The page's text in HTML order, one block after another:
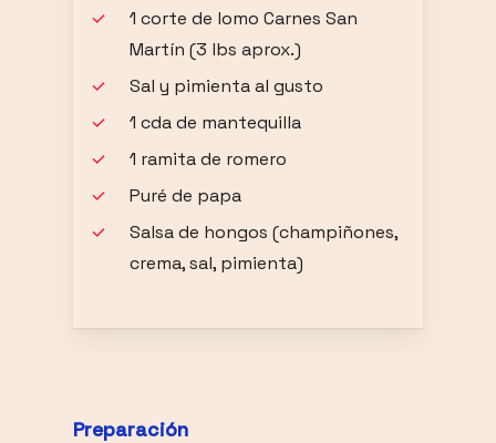
1 corte de lomo Carnes San
Martín (3 lbs aprox.)
Sal y pimienta al gusto
1 cda de mantequilla
1 ramita de romero
Puré de papa
Salsa de hongos (champiñones,
crema, sal, pimienta)
Preparación